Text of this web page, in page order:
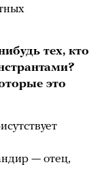
тех, кто
это
— отец,